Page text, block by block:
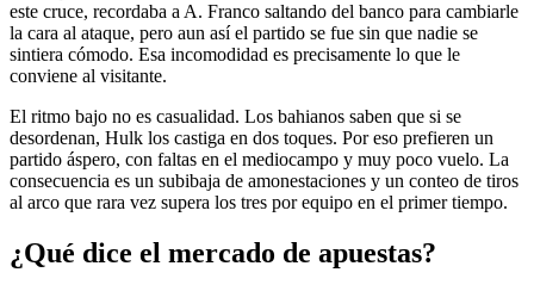
este cruce, recordaba a A. Franco saltando del banco para cambiarle
la cara al ataque, pero aun así el partido se fue sin que nadie se
sintiera cómodo. Esa incomodidad es precisamente lo que le
conviene al visitante.
El ritmo bajo no es casualidad. Los bahianos saben que si se
desordenan, Hulk los castiga en dos toques. Por eso prefieren un
partido áspero, con faltas en el mediocampo y muy poco vuelo. La
consecuencia es un subibaja de amonestaciones y un conteo de tiros
al arco que rara vez supera los tres por equipo en el primer tiempo.
¿Qué dice el mercado de apuestas?